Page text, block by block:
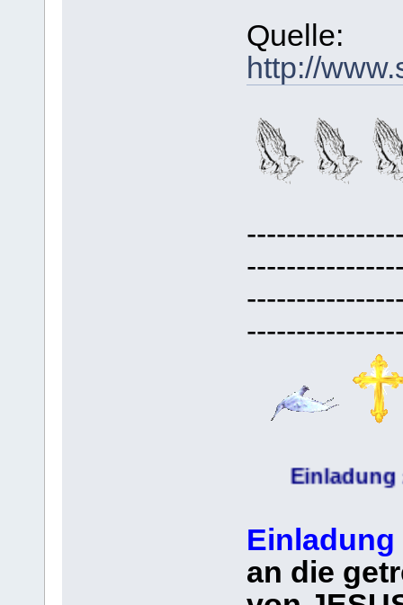
Quelle:
http://
Einladungzur
Einladung
an die